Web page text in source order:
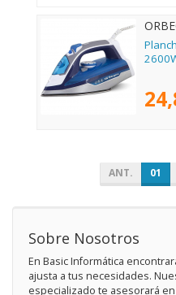
ANT. 01
Sobre Nosotros
En Basic Informática
ajusta a tus necesidades.
especializado te asesorará